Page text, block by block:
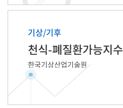
기상/기후
천식-폐질환가능지수
한국기상산업기술원